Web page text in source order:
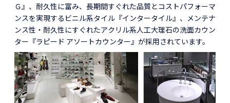
Ｇ』、耐久性に富み、長期間すぐれた品質とコストパフォーマ
ンスを実現するビニル系タイル『インタータイル』、メンテナ
ンス性・耐久性にすぐれたアクリル系人工大理石の洗面カウン
ター『ラピード アソートカウンター』が採用されています。